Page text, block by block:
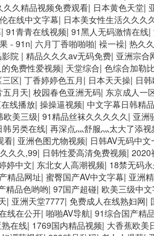
久久精品视频免费观看| 日本黄色天堂|
在线中文字幕| 日本美女性生活久久久
| 91青青在线视频| 91黑人无码激情在线|
- 91n| 六月丁香啪啪啪| 襙一襙| 热久
院 | 精品久久久av无码免费| 亚洲宗合
的免费性爱视频| 天堂综合| 色综合加勒
三区| 丁香婷婷色五月 | 日本天天操| 日
五月天| 校园春色亚洲无码| 东京成人一
线播放| 操操逼视频| 中文字幕日韩精
欧美三级| 91精品丝袜久久久久久| 亚洲
韩另类在线| 再深点灬舒服灬太大了添视
看| 亚洲色图尤物视频| 日韩AV无码中
久久,99| 日韩性爱高清免费视频| 2020
婷中文| 东北女人高潮视频| 18禁无码
精品网址| 蜜臀国产AV中文字幕| 亚洲
精品色哟哟| 97国产超碰| 欧美三级中
| 亚洲天堂7777| 免费成人在线熟妇网|
线在公开| 啪啪AV导航| 91综合国产精品
熟在线| 1769国内精品视频| 大香蕉欧美